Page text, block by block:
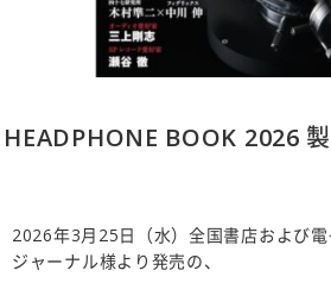
HEADPHONE BOOK 2026
2026年3月25日（水）全国書店および
ジャーナル様より発売の、